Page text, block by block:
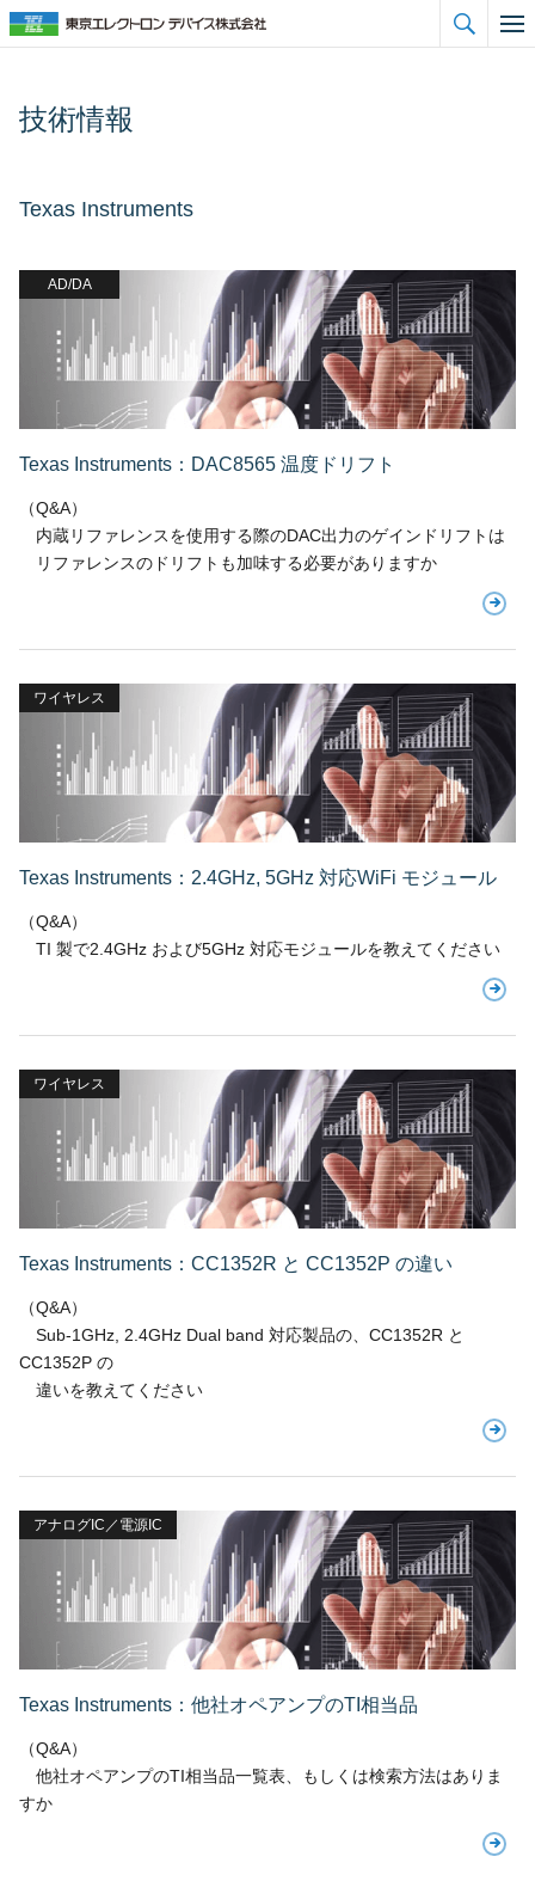

技術情報
Texas Instruments
AD/DA
Texas Instruments：DAC8565 温度ドリフト
（Q&A）
内蔵リファレンスを使用する際のDAC出力のゲインドリフトは
リファレンスのドリフトも加味する必要がありますか
ワイヤレス
Texas Instruments：2.4GHz, 5GHz 対応WiFi モジュール
（Q&A）
TI 製で2.4GHz および5GHz 対応モジュールを教えてください
ワイヤレス
Texas Instruments：CC1352R と CC1352P の違い
（Q&A）
Sub-1GHz, 2.4GHz Dual band 対応製品の、CC1352R と
CC1352P の
違いを教えてください
アナログIC／電源IC
Texas Instruments：他社オペアンプのTI相当品
（Q&A）
他社オペアンプのTI相当品一覧表、もしくは検索方法はありま
すか